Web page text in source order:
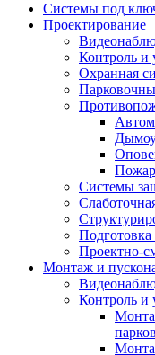
Системы под
Проектирование
Контроль и
Охранная
Системы
Подготовка
Проектно-
Монтаж и
Контроль и